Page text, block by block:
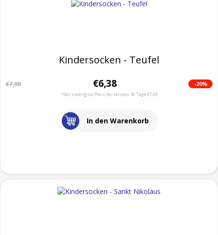
Kindersocken - Teufel
€7,99 €6,38 -20%
*Der niedrigste Preis der letzten 30 Tage €7,99
In den Warenkorb